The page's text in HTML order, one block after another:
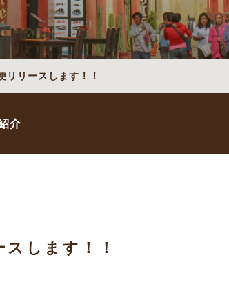
リリースします！！
介
します！！